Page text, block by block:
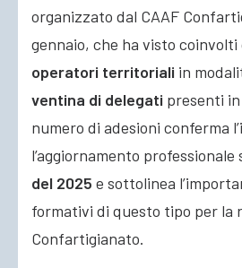
organizzato dal CAAF
gennaio, che ha visto coinvolti
operatori territoriali in
ventina di delegati presenti in
numero di adesioni conferma
l’aggiornamento professionale
del 2025 e sottolinea
formativi di questo tipo per la
Confartigianato.